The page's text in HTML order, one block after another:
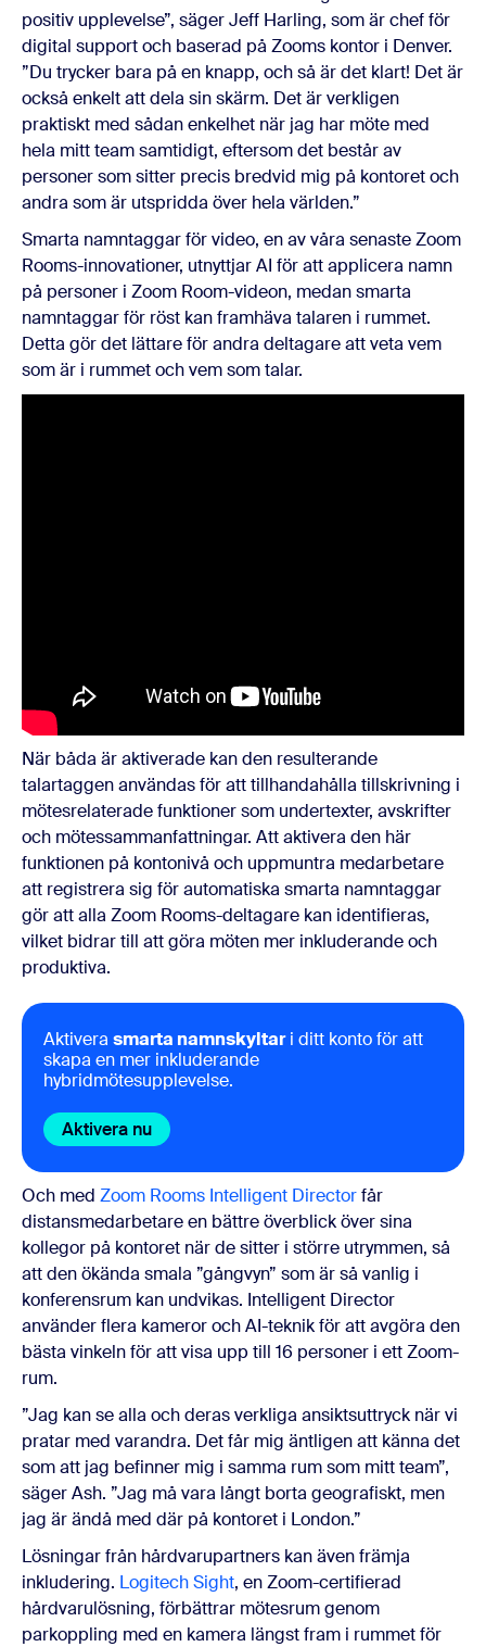
positiv upplevelse”, säger Jeff Harling, som är chef för
digital support och baserad på Zooms kontor i Denver.
”Du trycker bara på en knapp, och så är det klart! Det är
också enkelt att dela sin skärm. Det är verkligen
praktiskt med sådan enkelhet när jag har möte med
hela mitt team samtidigt, eftersom det består av
personer som sitter precis bredvid mig på kontoret och
andra som är utspridda över hela världen.”
Smarta namntaggar för video, en av våra senaste Zoom
Rooms-innovationer, utnyttjar AI för att applicera namn
på personer i Zoom Room-videon, medan smarta
namntaggar för röst kan framhäva talaren i rummet.
Detta gör det lättare för andra deltagare att veta vem
som är i rummet och vem som talar.
När båda är aktiverade kan den resulterande
talartaggen användas för att tillhandahålla tillskrivning i
mötesrelaterade funktioner som undertexter, avskrifter
och mötessammanfattningar. Att aktivera den här
funktionen på kontonivå och uppmuntra medarbetare
att registrera sig för automatiska smarta namntaggar
gör att alla Zoom Rooms-deltagare kan identifieras,
vilket bidrar till att göra möten mer inkluderande och
produktiva.
Aktivera smarta namnskyltari ditt konto för att
skapa en mer inkluderande
hybridmötesupplevelse.
Aktivera nu
Och med Zoom Rooms Intelligent Directorfår
distansmedarbetare en bättre överblick över sina
kollegor på kontoret när de sitter i större utrymmen, så
att den ökända smala ”gångvyn” som är så vanlig i
konferensrum kan undvikas. Intelligent Director
använder flera kameror och AI-teknik för att avgöra den
bästa vinkeln för att visa upp till 16 personer i ett Zoom-
rum.
”Jag kan se alla och deras verkliga ansiktsuttryck när vi
pratar med varandra. Det får mig äntligen att känna det
som att jag befinner mig i samma rum som mitt team”,
säger Ash. ”Jag må vara långt borta geografiskt, men
jag är ändå med där på kontoret i London.”
Lösningar från hårdvarupartners kan även främja
inkludering. Logitech Sight, en Zoom-certifierad
hårdvarulösning, förbättrar mötesrum genom
parkoppling med en kamera längst fram i rummet för